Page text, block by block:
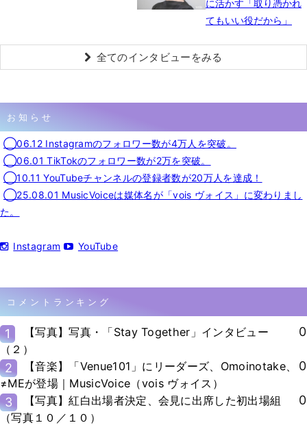
に活かす「取り憑かれ
てもいい役だから」
全てのインタビューをみる
お知らせ
◯06.12 Instagramのフォロワー数が4万人を突破。
◯06.01 TikTokのフォロワー数が2万を突破。
◯10.11 YouTubeチャンネルの登録者数が20万人を達成！
◯25.08.01 MusicVoiceは媒体名が「vois ヴォイス」に変わりまし
た。
Instagram YouTube
コメントランキング
1
【写真】写真・「Stay Together」インタビュー
（２）
0
2
【音楽】「Venue101」にリーダーズ、Omoinotake、
≠MEが登場｜MusicVoice（vois ヴォイス）
0
3
【写真】紅白出場者決定、会見に出席した初出場組
（写真１０／１０）
0